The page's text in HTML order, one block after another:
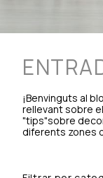
¡Benvinguts al
rellevant sobre
"tips"sobre
diferents zones